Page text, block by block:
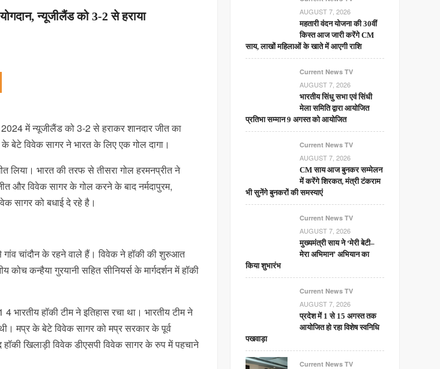
न्यूजीलैंड को 3-2 से हराया
में न्यूजीलैंड को 3-2 से हराकर शानदार जीत का
बेटे विवेक सागर ने भारत के लिए एक गोल दागा।
लिया। भारत की तरफ से तीसरा गोल हरमनप्रीत ने
और विवेक सागर के गोल करने के बाद नर्मदापुरम,
सागर को बधाई दे रहे है।
चांदौन के रहने वाले हैं। विवेक ने हॉकी की शुरुआत
कन्हैया गुरयानी सहित सीनियर्स के मार्गदर्शन में हॉकी
हॉकी टीम ने इतिहास रचा था। भारतीय टीम ने
मप्र के बेटे विवेक सागर को मप्र सरकार के पूर्व
खिलाड़ी विवेक डीएसपी विवेक सागर के रुप में पहचाने
AUGUST 7, 2026
महतारी वंदन योजना की 30वीं
किस्त आज जारी करेंगे CM
साय, लाखों महिलाओं के खाते में आएगी राशि
Current News TV
AUGUST 7, 2026
भारतीय सिंधु सभा एवं सिंधी
मेला समिति द्वारा आयोजित
प्रतिभा सम्मान 9 अगस्त को आयोजित
Current News TV
AUGUST 7, 2026
CM साय आज बुनकर सम्मेलन
में करेंगे शिरकत, मंत्री टंकराम
भी सुनेंगे बुनकरों की समस्याएं
Current News TV
AUGUST 7, 2026
मुख्यमंत्री साय ने ‘मेरी बेटी–
मेरा अभिमान’ अभियान का
किया शुभारंभ
Current News TV
AUGUST 7, 2026
प्रदेश में 1 से 15 अगस्त तक
आयोजित हो रहा विशेष स्वनिधि
पखवाड़ा
Current News TV